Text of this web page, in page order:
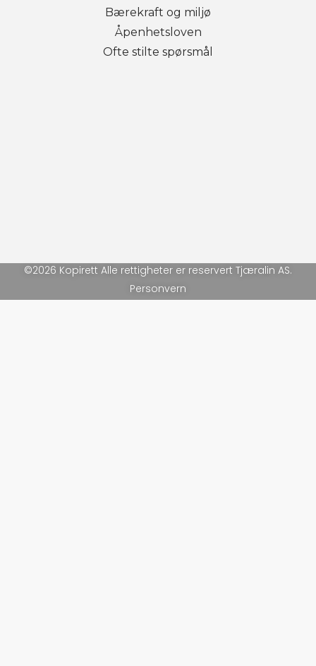
Bærekraft og miljø
Åpenhetsloven
Ofte stilte spørsmål
©2026 Kopirett Alle rettigheter er reservert Tjæralin AS.
Personvern